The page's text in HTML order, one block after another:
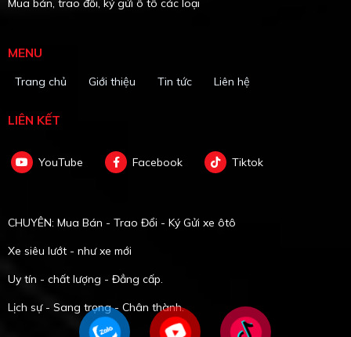
Mua bán, trao đổi, ký gửi ô tô các loại
MENU
Trang chủ Giới thiệu Tin tức Liên hệ
LIÊN KẾT
YouTube Facebook Tiktok
CHUYÊN: Mua Bán - Trao Đổi - Ký Gửi xe ôtô
Xe siêu lướt - như xe mới
Uy tín - chất lượng - Đẳng cấp.
Lịch sự - Sang trọng - Chân thành.